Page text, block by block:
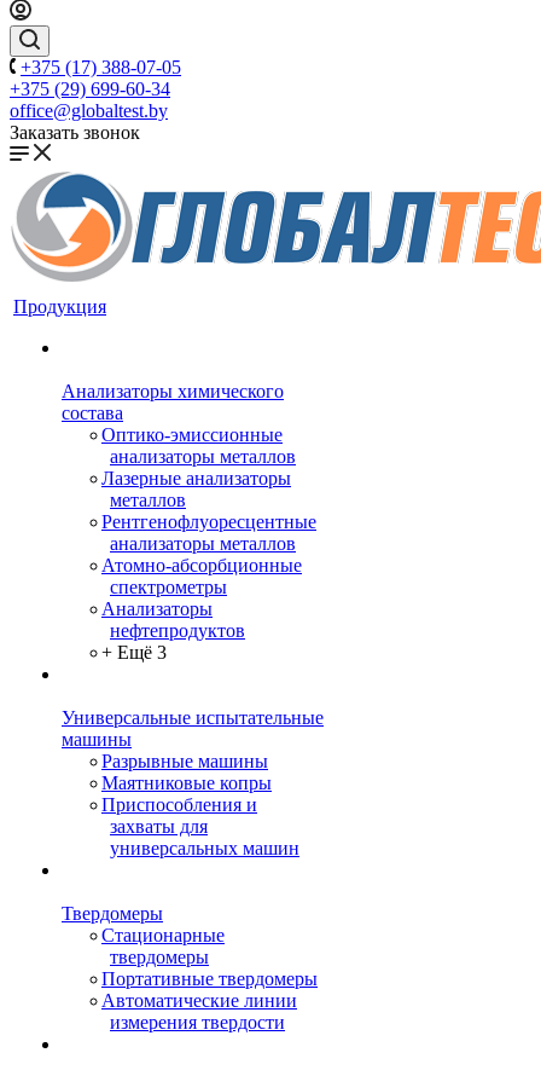
+375 (17) 388-07-05
+375 (29) 699-60-34
office@globaltest.by
Заказать звонок
Продукция
Анализаторы химического
состава
Оптико-эмиссионные
анализаторы металлов
Лазерные анализаторы
металлов
Рентгенофлуоресцентные
анализаторы металлов
Атомно-абсорбционные
спектрометры
Анализаторы
нефтепродуктов
+ Ещё 3
Универсальные испытательные
машины
Разрывные машины
Маятниковые копры
Приспособления и
захваты для
универсальных машин
Твердомеры
Стационарные
твердомеры
Портативные твердомеры
Автоматические линии
измерения твердости